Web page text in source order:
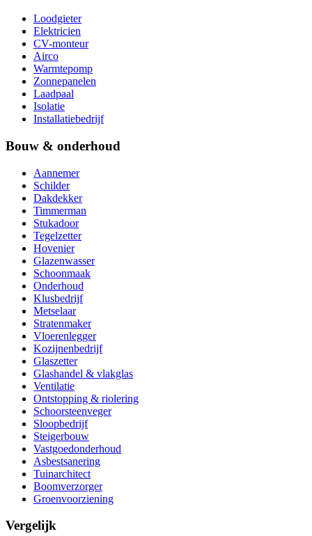
Loodgieter
Elektricien
CV-monteur
Airco
Warmtepomp
Zonnepanelen
Laadpaal
Isolatie
Installatiebedrijf
Bouw & onderhoud
Aannemer
Schilder
Dakdekker
Timmerman
Stukadoor
Tegelzetter
Hovenier
Glazenwasser
Schoonmaak
Onderhoud
Klusbedrijf
Metselaar
Stratenmaker
Vloerenlegger
Kozijnenbedrijf
Glaszetter
Glashandel & vlakglas
Ventilatie
Ontstopping & riolering
Schoorsteenveger
Sloopbedrijf
Steigerbouw
Vastgoedonderhoud
Asbestsanering
Tuinarchitect
Boomverzorger
Groenvoorziening
Vergelijk